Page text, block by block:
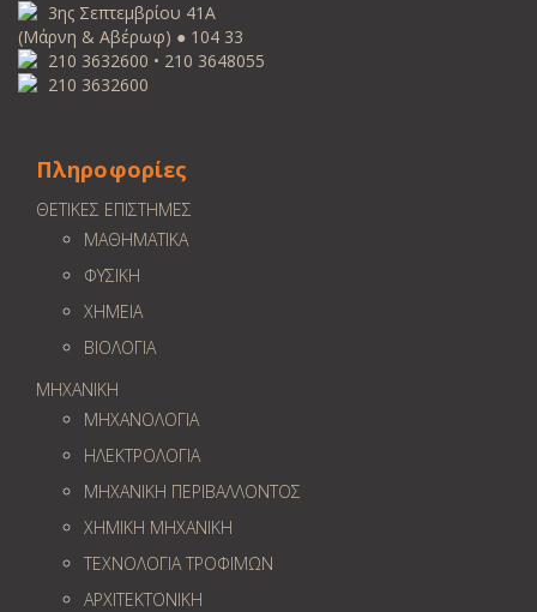
3ης Σεπτεμβρίου 41Α
(Μάρνη & Αβέρωφ) ● 104 33
210 3632600 • 210 3648055
210 3632600
Πληροφορίες
ΘΕΤΙΚΕΣ ΕΠΙΣΤΗΜΕΣ
ΜΑΘΗΜΑΤΙΚΑ
ΦΥΣΙΚΗ
ΧΗΜΕΙΑ
ΒΙΟΛΟΓΙΑ
ΜΗΧΑΝΙΚΗ
ΜΗΧΑΝΟΛΟΓΙΑ
ΗΛΕΚΤΡΟΛΟΓΙΑ
ΜΗΧΑΝΙΚΗ ΠΕΡΙΒΑΛΛΟΝΤΟΣ
ΧΗΜΙΚΗ ΜΗΧΑΝΙΚΗ
ΤΕΧΝΟΛΟΓΙΑ ΤΡΟΦΙΜΩΝ
ΑΡΧΙΤΕΚΤΟΝΙΚΗ